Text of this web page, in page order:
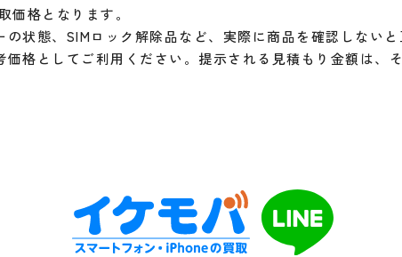
格となります。
状態、SIMロック解除品など、実際に商品を確認しない
格としてご利用ください。提示される見積もり金額は、